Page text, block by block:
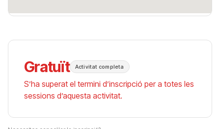
Gratuït Activitat completa
S’ha superat el termini d’inscripció per a totes les
sessions d’aquesta activitat.